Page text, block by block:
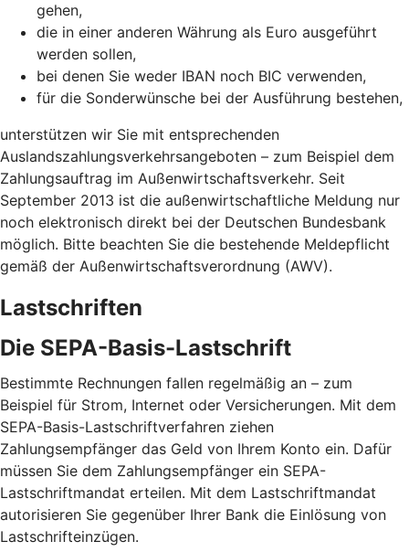
gehen,
die in einer anderen Währung als Euro ausgeführt
werden sollen,
bei denen Sie weder IBAN noch BIC verwenden,
für die Sonderwünsche bei der Ausführung bestehen,
unterstützen wir Sie mit entsprechenden
Auslandszahlungsverkehrsangeboten – zum Beispiel dem
Zahlungsauftrag im Außenwirtschaftsverkehr. Seit
September 2013 ist die außenwirtschaftliche Meldung nur
noch elektronisch direkt bei der Deutschen Bundesbank
möglich. Bitte beachten Sie die bestehende Meldepflicht
gemäß der Außenwirtschaftsverordnung (AWV).
Lastschriften
Die SEPA-Basis-Lastschrift
Bestimmte Rechnungen fallen regelmäßig an – zum
Beispiel für Strom, Internet oder Versicherungen. Mit dem
SEPA-Basis-Lastschriftverfahren ziehen
Zahlungsempfänger das Geld von Ihrem Konto ein. Dafür
müssen Sie dem Zahlungsempfänger ein SEPA-
Lastschriftmandat erteilen. Mit dem Lastschriftmandat
autorisieren Sie gegenüber Ihrer Bank die Einlösung von
Lastschrifteinzügen.